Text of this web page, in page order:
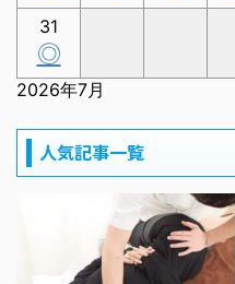
31
◎
2026年7月
人気記事一覧